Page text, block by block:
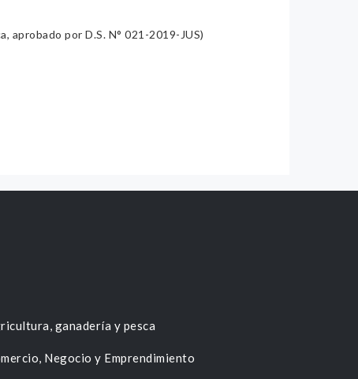
aprobado por D.S. N° 021-2019-JUS)
ganadería y pesca
Negocio y Emprendimiento